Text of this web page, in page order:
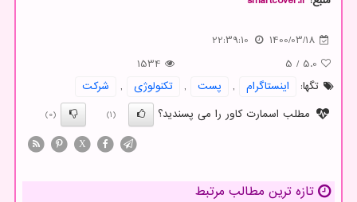
1400/03/18
22:39:10
5.0
/
5
1534
تگها:
اینستاگرام , پست , تكنولوژی ,
شركت
مطلب اسمارت کاور را می پسندید؟
(1)
(0)
X
تازه ترین مطالب مرتبط